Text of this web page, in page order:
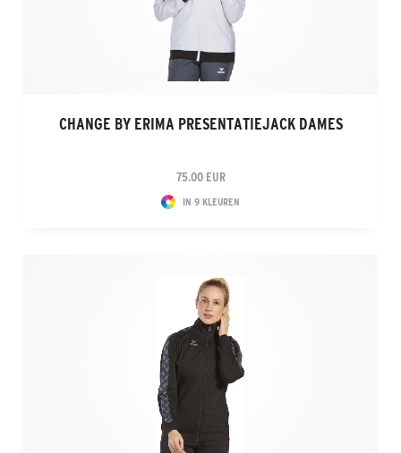
CHANGE BY ERIMA PRESENTATIEJACK DAMES
75.00 EUR
IN 9 KLEUREN